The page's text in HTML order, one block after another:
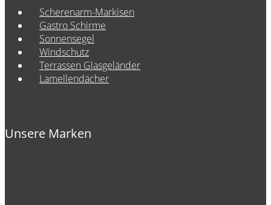
Scherenarm-Markisen
Gastro Schirme
Sonnensegel
Windschutz
Terrassen Glasgeländer
Lamellendächer
Unsere Marken